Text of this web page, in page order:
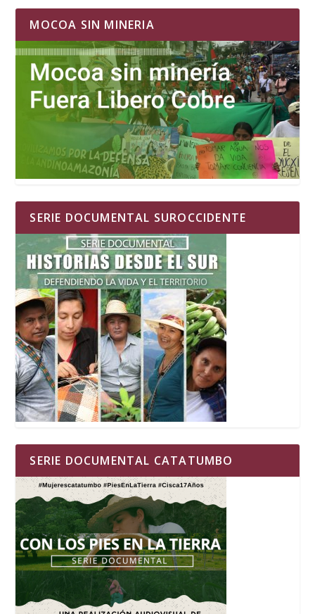
MOCOA SIN MINERIA
SERIE DOCUMENTAL SUROCCIDENTE
SERIE DOCUMENTAL CATATUMBO